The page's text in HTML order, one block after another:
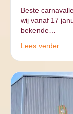
Beste
wij vanaf 17
bekende…
Lees verder...